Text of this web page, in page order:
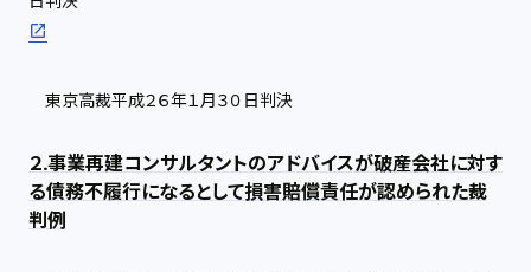
東京高裁平成２６年１月３０日判決
２.事業再建コンサルタントのアドバイスが破産会社に対す
る債務不履行になるとして損害賠償責任が認められた裁
判例